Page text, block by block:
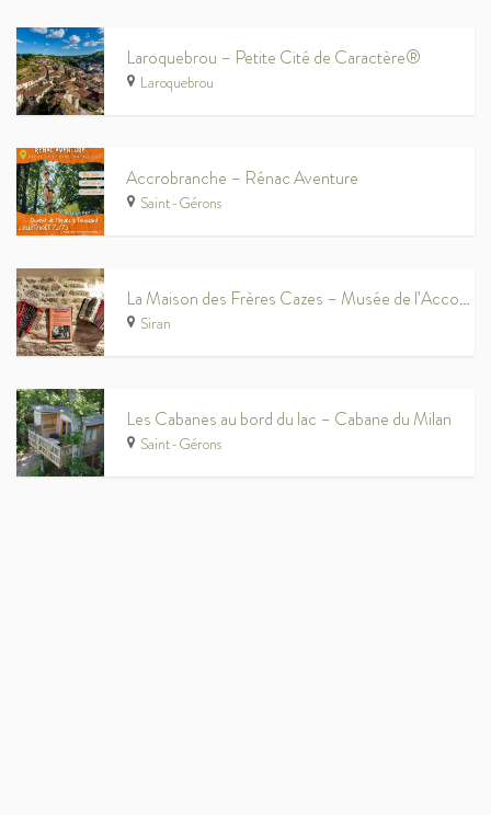
Laroquebrou – Petite Cité de Caractère®
Laroquebrou
Accrobranche – Rénac Aventure
Saint-Gérons
La Maison des Frères Cazes – Musée de l’Accordéon
Siran
Les Cabanes au bord du lac – Cabane du Milan
Saint-Gérons